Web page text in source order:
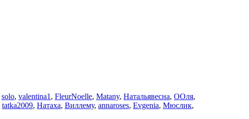
solo, valentina1 , FleurNoelle, Matany, Натальявесна, ООля,
tatka2009, Натаха, Виллему, annaroses, Evgenia, Мюслик,